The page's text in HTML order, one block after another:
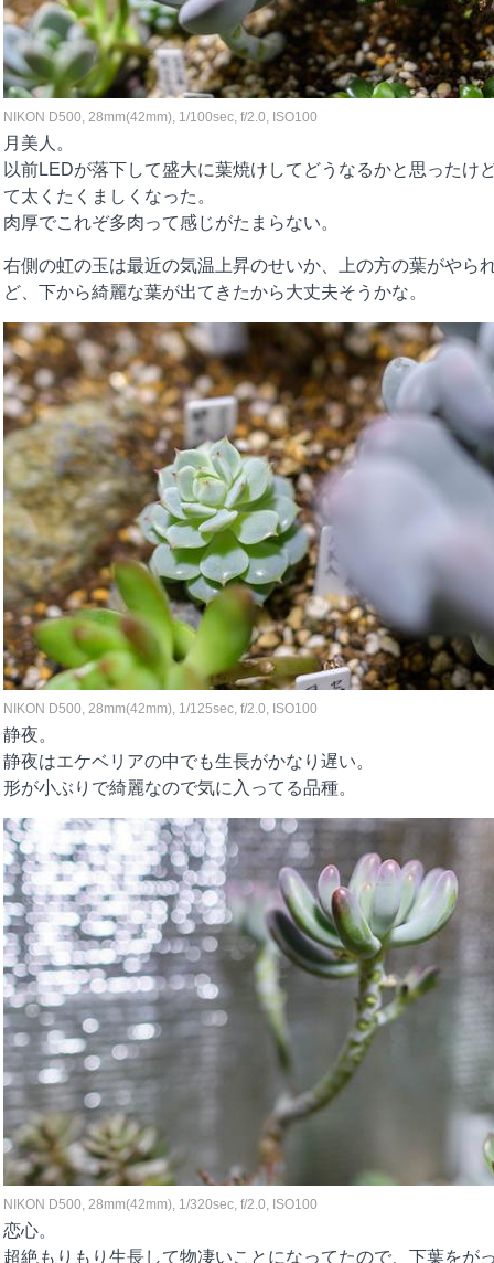
NIKON D500, 28mm(42mm), 1/100sec, f/2.0, ISO100
月美人。
以前LEDが落下して盛大に葉焼けしてどうなるかと思ったけ
て太くたくましくなった。
肉厚でこれぞ多肉って感じがたまらない。
右側の虹の玉は最近の気温上昇のせいか、上の方の葉がやら
ど、下から綺麗な葉が出てきたから大丈夫そうかな。
NIKON D500, 28mm(42mm), 1/125sec, f/2.0, ISO100
静夜。
静夜はエケベリアの中でも生長がかなり遅い。
形が小ぶりで綺麗なので気に入ってる品種。
NIKON D500, 28mm(42mm), 1/320sec, f/2.0, ISO100
恋心。
超絶もりもり生長して物凄いことになってたので、下葉をが